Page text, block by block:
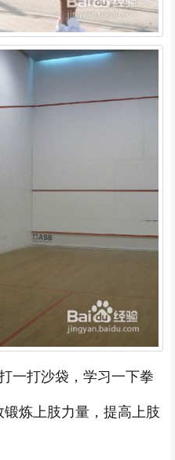
一打沙袋，学习一下拳
炼上肢力量，提高上肢